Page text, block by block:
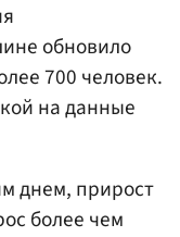
обновило
700 человек.
на данные
днем, прирост
более чем